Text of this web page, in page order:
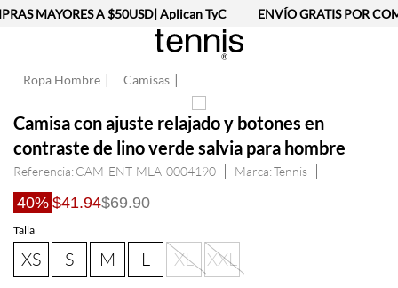
MAYORES A $50USD| Aplican TyC ENVÍO GRATIS POR
Ropa Hombre Camisas
Camisa con ajuste relajado y botones en
contraste de lino verde salvia para hombre
Referencia: CAM-ENT-MLA-0004190 Tennis
40% $41.94$69.90
Talla
XS S M L XL XXL